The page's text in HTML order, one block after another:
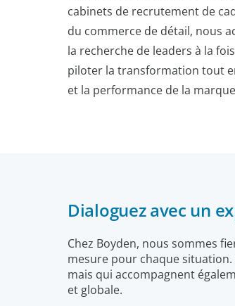
cabinets de recrutement de
du commerce de détail, nous
la recherche de leaders à la
piloter la transformation tout
et la performance de la
Dialoguez avec un
Chez Boyden, nous sommes
mesure pour chaque
mais qui accompagnent
et globale.